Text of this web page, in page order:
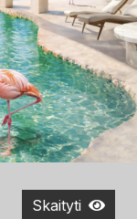
Skaityti